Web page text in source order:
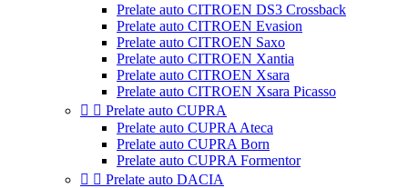
Prelate auto CITROEN DS3 Crossback
Prelate auto CITROEN Evasion
Prelate auto CITROEN Saxo
Prelate auto CITROEN Xantia
Prelate auto CITROEN Xsara
Prelate auto CITROEN Xsara Picasso
  Prelate auto CUPRA
Prelate auto CUPRA Ateca
Prelate auto CUPRA Born
Prelate auto CUPRA Formentor
  Prelate auto DACIA